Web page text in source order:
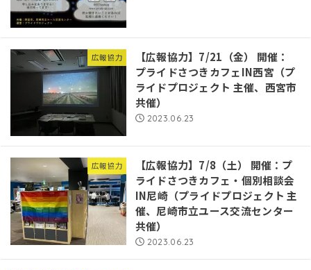
広報協力
【広報協力】7/21（金） 開催：
プライドさつきカフェIN西宮（プ
ライドプロジェクト 主催、西宮市
共催）
2023.06.23
広報協力
【広報協力】7/8（土） 開催：プ
ライドさつきカフェ・個別相談会
IN尼崎（プライドプロジェクト 主
催、尼崎市立ユース交流センター
共催）
2023.06.23